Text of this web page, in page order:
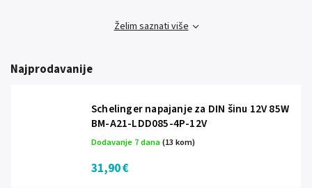
Želim saznati više
Najprodavanije
Schelinger napajanje za DIN šinu 12V 85W
BM-A21-LDD085-4P-12V
Dodavanje 7 dana(13 kom)
31,90 €